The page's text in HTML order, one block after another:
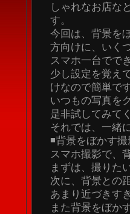
しゃれなお店な
す。
今回は、背景を
方向けに、いく
スマホ一台でで
少し設定を覚え
けなので簡単で
いつもの写真を
是非試してみて
それでは、一緒
◾️背景をぼかす
スマホ撮影で、
まずは、撮りた
次に、背景との
あまり近づきす
また背景をぼか